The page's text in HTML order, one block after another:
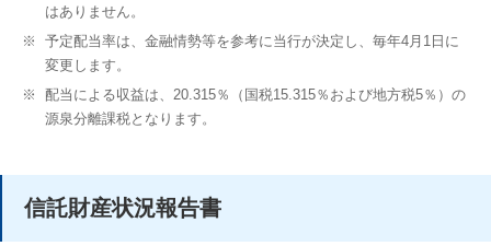
はありません。
※
予定配当率は、金融情勢等を参考に当行が決定し、毎年4月1日に
変更します。
※
配当による収益は、20.315％（国税15.315％および地方税5％）の
源泉分離課税となります。
信託財産状況報告書